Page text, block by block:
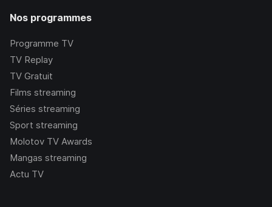
Nos programmes
Programme TV
TV Replay
TV Gratuit
Films streaming
Séries streaming
Sport streaming
Molotov TV Awards
Mangas streaming
Actu TV